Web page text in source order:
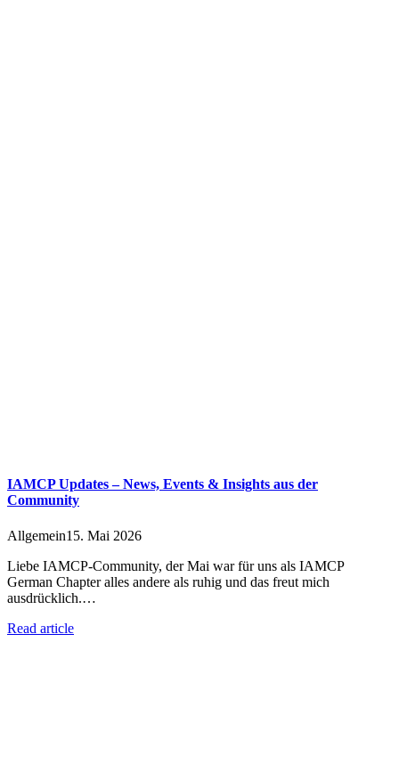
IAMCP Updates – News, Events & Insights aus der
Community
Allgemein15. Mai 2026
Liebe IAMCP-Community, der Mai war für uns als IAMCP
German Chapter alles andere als ruhig und das freut mich
ausdrücklich.…
Read article